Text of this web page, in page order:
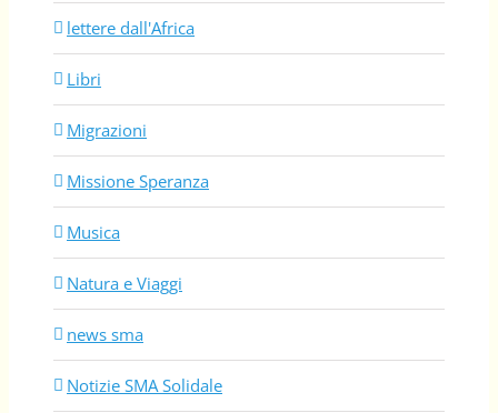
lettere dall'Africa
Libri
Migrazioni
Missione Speranza
Musica
Natura e Viaggi
news sma
Notizie SMA Solidale